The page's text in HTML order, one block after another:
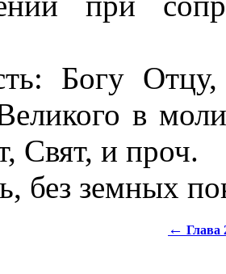
Богу Отцу,
в
Свят, и проч.
без земных
← Глава